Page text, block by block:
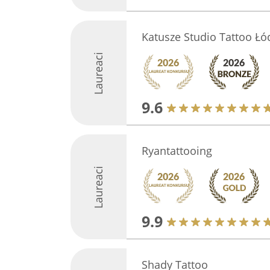
Laureaci
Katusze Studio Tattoo
9.6
Laureaci
Ryantattooing
9.9
Shady Tattoo